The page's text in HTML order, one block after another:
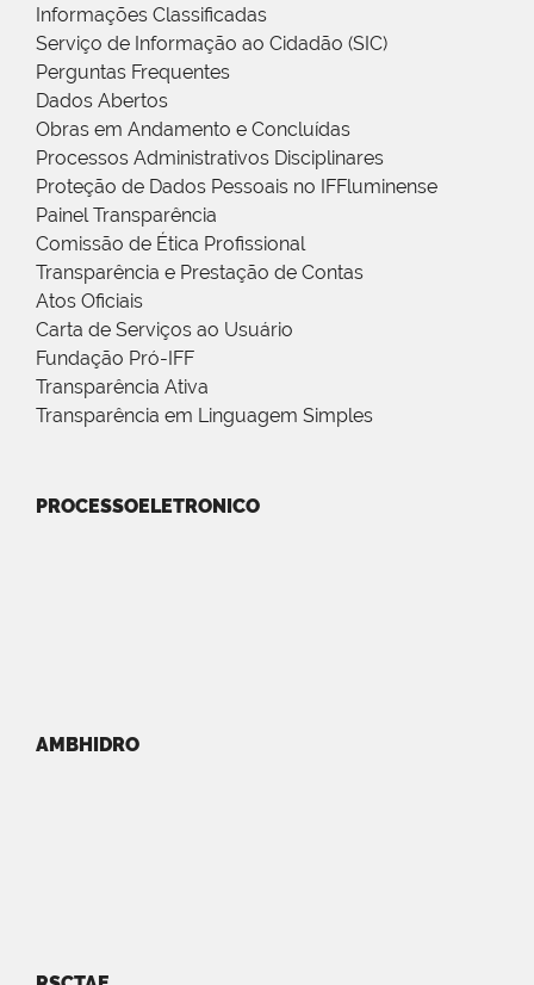
Informações Classificadas
Serviço de Informação ao Cidadão (SIC)
Perguntas Frequentes
Dados Abertos
Obras em Andamento e Concluídas
Processos Administrativos Disciplinares
Proteção de Dados Pessoais no IFFluminense
Painel Transparência
Comissão de Ética Profissional
Transparência e Prestação de Contas
Atos Oficiais
Carta de Serviços ao Usuário
Fundação Pró-IFF
Transparência Ativa
Transparência em Linguagem Simples
PROCESSOELETRONICO
AMBHIDRO